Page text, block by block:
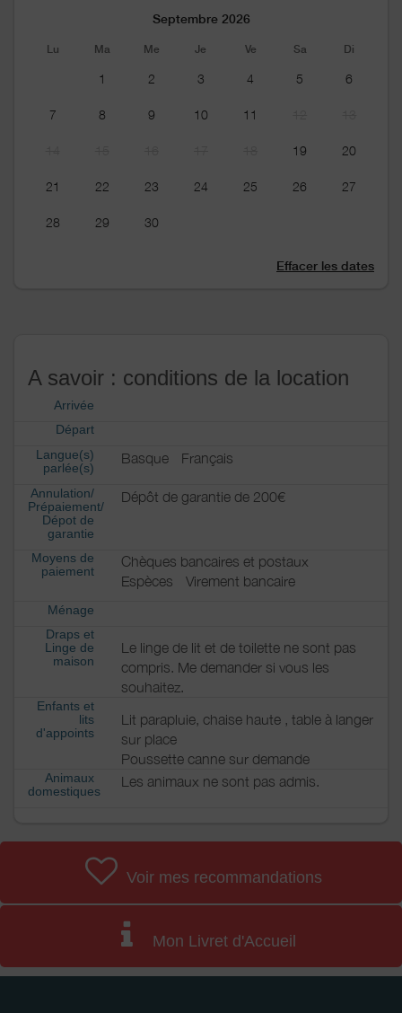
Septembre 2026
Lu Ma Me Je Ve Sa Di
1 2 3 4 5 6
7 8 9 10 11
19 20
21 22 23 24 25 26 27
28 29 30
Effacer les dates
A savoir : conditions de la location
Arrivée
Départ
Langue(s)
parlée(s)
Basque Français
Annulation/
Prépaiement/
Dépot de
garantie
Dépôt de garantie de 200€
Moyens de
paiement
Chèques bancaires et postaux
Espèces
Virement bancaire
Ménage
Draps et
Linge de
maison
Le linge de lit et de toilette ne sont pas
compris. Me demander si vous les
souhaitez.
Enfants et
lits
d'appoints
Lit parapluie, chaise haute , table à langer
sur place
Poussette canne sur demande
Animaux
domestiques
Les animaux ne sont pas admis.
Voir mes recommandations
Mon Livret d'Accueil